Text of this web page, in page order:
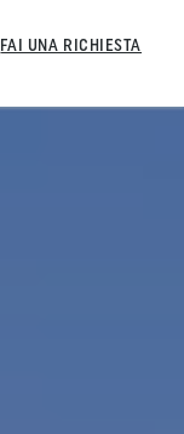
FAI UNA RICHIESTA